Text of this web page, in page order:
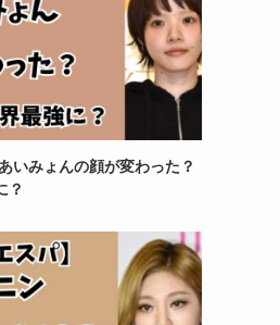
いみょんの顔が変わった？
？